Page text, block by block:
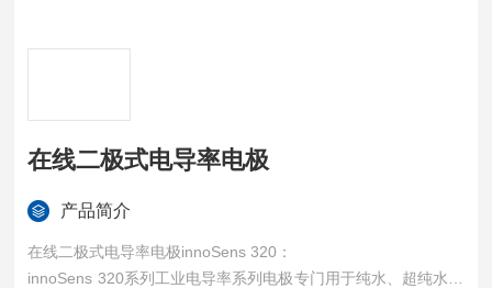
在线二极式电导率电极
产品简介
在线二极式电导率电极innoSens 320：
innoSens 320系列工业电导率系列电极专门用于纯水、超纯水、